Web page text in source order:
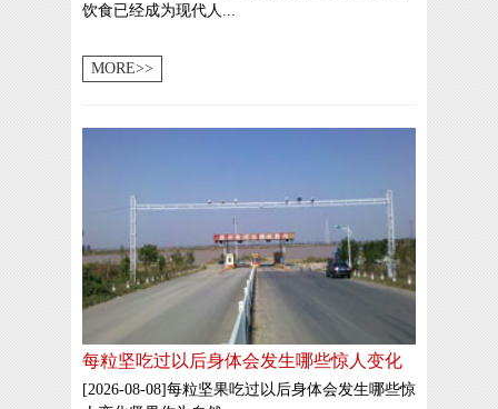
饮食已经成为现代人...
MORE>>
每粒坚吃过以后身体会发生哪些惊人变化
[2026-08-08]每粒坚果吃过以后身体会发生哪些惊